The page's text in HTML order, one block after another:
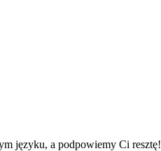
języku, a podpowiemy Ci resztę!